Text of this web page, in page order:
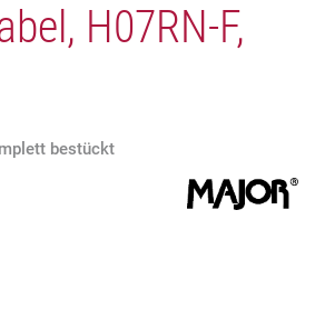
H07RN-F,
bestückt